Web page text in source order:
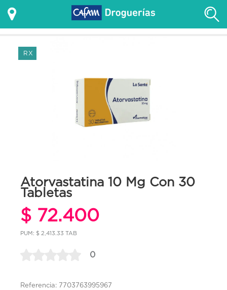
RX
Atorvastatina 10 Mg Con 30
Tabletas
$ 72.400
PUM: $ 2,413.33 TAB
0
Referencia: 7703763995967